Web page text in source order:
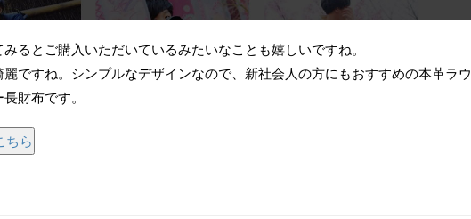
るとご購入いただいているみたいなことも嬉しいですね。
ですね。シンプルなデザインなので、新社会人の方にもおすすめの本革ラウ
財布です。
ちら